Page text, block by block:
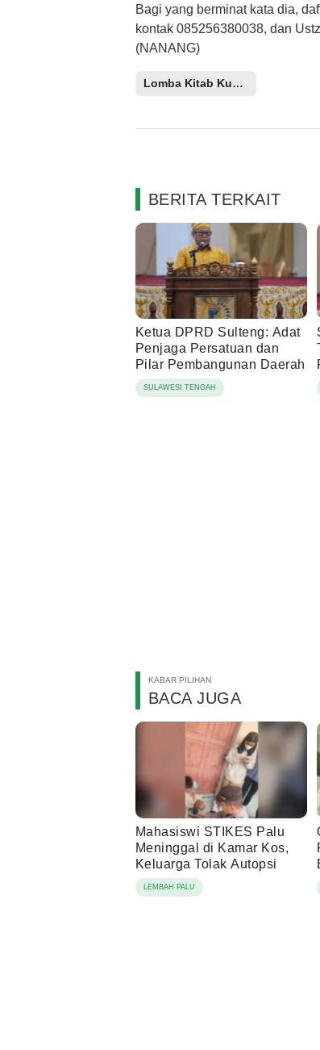
Bagi yang berminat kata dia,
kontak 085256380038, dan
(NANANG)
Lomba Kitab Kuning PKS
BERITA TERKAIT
Ketua DPRD Sulteng: Adat
Penjaga Persatuan dan
Pilar Pembangunan Daerah
SULAWESI TENGAH
KABAR PILIHAN
BACA JUGA
Mahasiswi STIKES Palu
Meninggal di Kamar Kos,
Keluarga Tolak Autopsi
LEMBAH PALU